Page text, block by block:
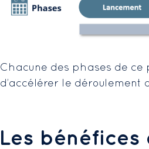
Chacune des phases de
d’accélérer le déroulement
Les